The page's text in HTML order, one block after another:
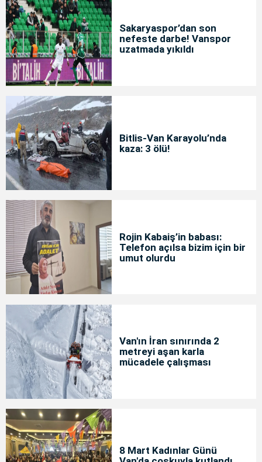
Sakaryaspor’dan son
nefeste darbe! Vanspor
uzatmada yıkıldı
Bitlis-Van Karayolu’nda
kaza: 3 ölü!
Rojin Kabaiş’in babası:
Telefon açılsa bizim için bir
umut olurdu
Van'ın İran sınırında 2
metreyi aşan karla
mücadele çalışması
8 Mart Kadınlar Günü